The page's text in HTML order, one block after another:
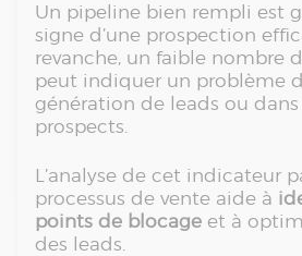
Un pipeline bien rempli est
signe d’une prospection
revanche, un faible nombre
peut indiquer un problème
génération de leads ou dans
prospects.
L’analyse de cet indicateur
processus de vente aide à
points de blocage et à
des leads.